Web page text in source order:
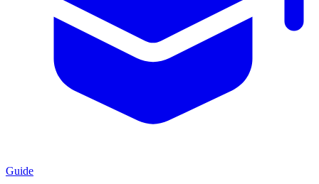
Guide